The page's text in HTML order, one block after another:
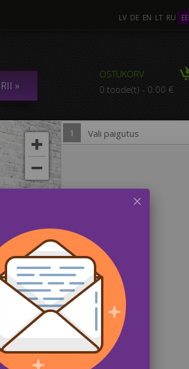
LV DE EN LT RU EE
OSTUKORV
0 toode(t) - 0.00 €
»
1 Vali paigutus
/ KOMPOSITSIOON mitmest